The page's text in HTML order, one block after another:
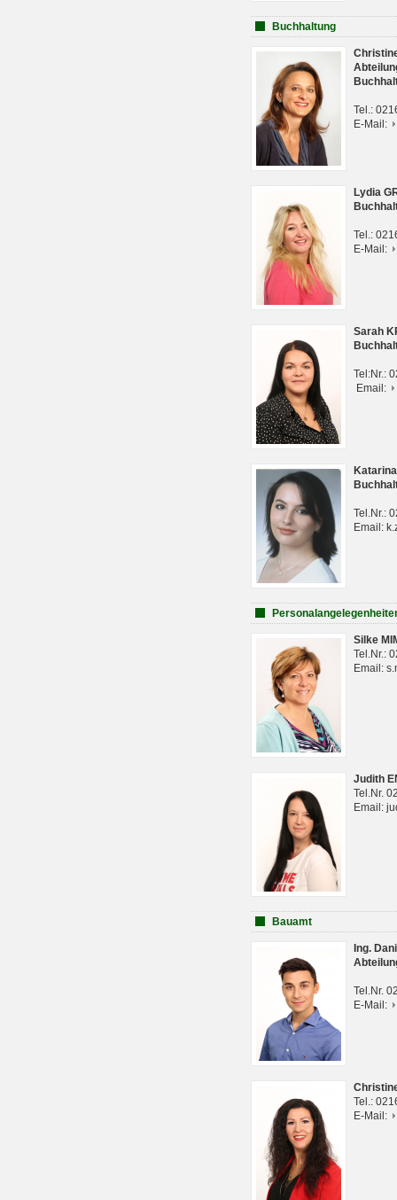
Buchhaltung
Tel.:
E-Mail:
Lydia
Tel.:
E-Mail:
Sarah
Tel:Nr.:
Email:
Tel.Nr.:
Email:
Silke
Tel.Nr.:
Email:
Judith
Tel.Nr.
Email:
Bauamt
Ing.
Tel.Nr.
E-Mail:
Tel.:
E-Mail: